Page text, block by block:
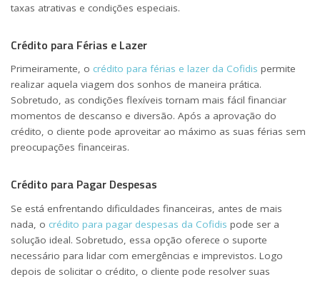
taxas atrativas e condições especiais.
Crédito para Férias e Lazer
Primeiramente, o crédito para férias e lazer da Cofidis permite
realizar aquela viagem dos sonhos de maneira prática.
Sobretudo, as condições flexíveis tornam mais fácil financiar
momentos de descanso e diversão. Após a aprovação do
crédito, o cliente pode aproveitar ao máximo as suas férias sem
preocupações financeiras.
Crédito para Pagar Despesas
Se está enfrentando dificuldades financeiras, antes de mais
nada, o crédito para pagar despesas da Cofidis pode ser a
solução ideal. Sobretudo, essa opção oferece o suporte
necessário para lidar com emergências e imprevistos. Logo
depois de solicitar o crédito, o cliente pode resolver suas